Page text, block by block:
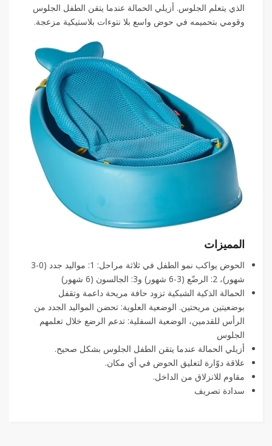
الذي يتعلم الجلوس. أزيلي الحمالة عندما يتقن الطفل الجلوس
وقومي بتحميمه في حوض واسع بلا نتوءات بلاستيكية مزعجة.
المميزات
الحوض يواكب نمو الطفل في ثلاثة مراحل: 1: مواليد جدد (0-3
شهور)، 2: الرضّع (3-6 شهور) و3: الجالسون (6 شهور)
الحمالة الذكية الشبكية تزود حافة مريحة داعمة وتقفل
بوضعيتين مريحتين. الوضعية العلوية: تحضن المواليد الجدد من
الرأس للقدمين، الوضعية السفلية: تدعم الرضع خلال تعلمهم
الجلوس
أزيلي الحمالة عندما يتقن الطفل الجلوس بشكل صحيح.
علاقة دوّارة لتعليق الحوض في أي مكان.
مقاوم للانزلاق من الداخل.
سدادة تصريف